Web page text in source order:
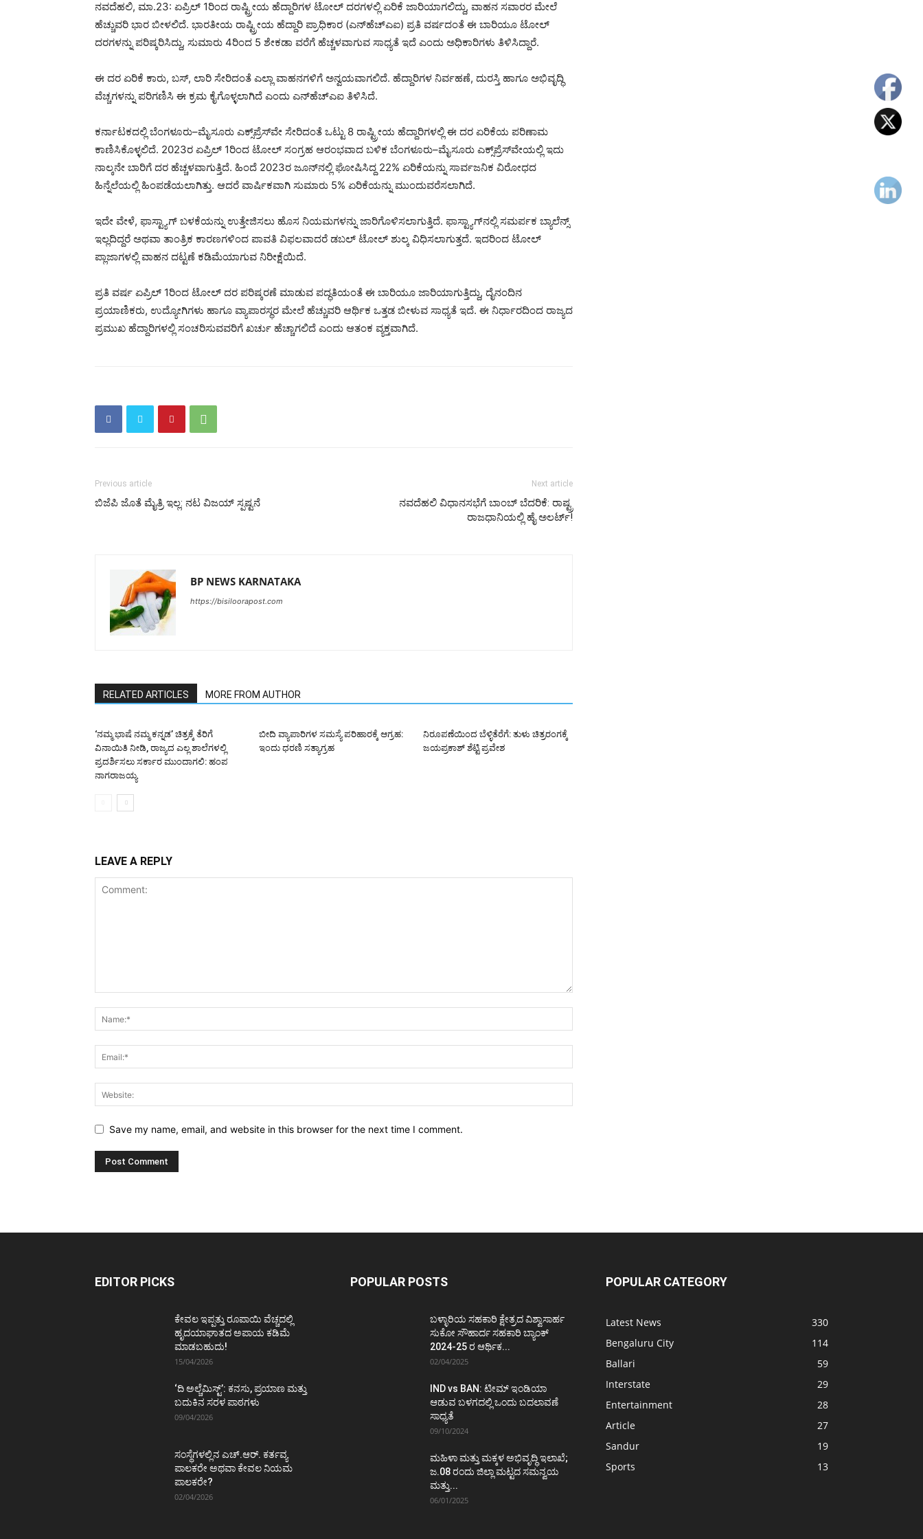
ನವದೆಹಲಿ, ಮಾ.23: ಏಪ್ರಿಲ್ 1ರಿಂದ ರಾಷ್ಟ್ರೀಯ ಹೆದ್ದಾರಿಗಳ ಟೋಲ್ ದರಗಳಲ್ಲಿ ಏರಿಕೆ ಜಾರಿಯಾಗಲಿದ್ದು, ವಾಹನ ಸವಾರರ ಮೇಲೆ
ಹೆಚ್ಚುವರಿ ಭಾರ ಬೀಳಲಿದೆ. ಭಾರತೀಯ ರಾಷ್ಟ್ರೀಯ ಹೆದ್ದಾರಿ ಪ್ರಾಧಿಕಾರ (ಎನ್‌ಹೆಚ್‌ಎಐ) ಪ್ರತಿ ವರ್ಷದಂತೆ ಈ ಬಾರಿಯೂ ಟೋಲ್
ದರಗಳನ್ನು ಪರಿಷ್ಕರಿಸಿದ್ದು, ಸುಮಾರು 4ರಿಂದ 5 ಶೇಕಡಾ ವರೆಗೆ ಹೆಚ್ಚಳವಾಗುವ ಸಾಧ್ಯತೆ ಇದೆ ಎಂದು ಅಧಿಕಾರಿಗಳು ತಿಳಿಸಿದ್ದಾರೆ.
ಈ ದರ ಏರಿಕೆ ಕಾರು, ಬಸ್, ಲಾರಿ ಸೇರಿದಂತೆ ಎಲ್ಲಾ ವಾಹನಗಳಿಗೆ ಅನ್ವಯವಾಗಲಿದೆ. ಹೆದ್ದಾರಿಗಳ ನಿರ್ವಹಣೆ, ದುರಸ್ತಿ ಹಾಗೂ ಅಭಿವೃದ್ಧಿ
ವೆಚ್ಚಗಳನ್ನು ಪರಿಗಣಿಸಿ ಈ ಕ್ರಮ ಕೈಗೊಳ್ಳಲಾಗಿದೆ ಎಂದು ಎನ್‌ಹೆಚ್‌ಎಐ ತಿಳಿಸಿದೆ.
ಕರ್ನಾಟಕದಲ್ಲಿ ಬೆಂಗಳೂರು–ಮೈಸೂರು ಎಕ್ಸ್‌ಪ್ರೆಸ್‌ವೇ ಸೇರಿದಂತೆ ಒಟ್ಟು 8 ರಾಷ್ಟ್ರೀಯ ಹೆದ್ದಾರಿಗಳಲ್ಲಿ ಈ ದರ ಏರಿಕೆಯ ಪರಿಣಾಮ
ಕಾಣಿಸಿಕೊಳ್ಳಲಿದೆ. 2023ರ ಏಪ್ರಿಲ್ 1ರಿಂದ ಟೋಲ್ ಸಂಗ್ರಹ ಆರಂಭವಾದ ಬಳಿಕ ಬೆಂಗಳೂರು–ಮೈಸೂರು ಎಕ್ಸ್‌ಪ್ರೆಸ್‌ವೇಯಲ್ಲಿ ಇದು
ನಾಲ್ಕನೇ ಬಾರಿಗೆ ದರ ಹೆಚ್ಚಳವಾಗುತ್ತಿದೆ. ಹಿಂದೆ 2023ರ ಜೂನ್‌ನಲ್ಲಿ ಘೋಷಿಸಿದ್ದ 22% ಏರಿಕೆಯನ್ನು ಸಾರ್ವಜನಿಕ ವಿರೋಧದ
ಹಿನ್ನೆಲೆಯಲ್ಲಿ ಹಿಂಪಡೆಯಲಾಗಿತ್ತು. ಆದರೆ ವಾರ್ಷಿಕವಾಗಿ ಸುಮಾರು 5% ಏರಿಕೆಯನ್ನು ಮುಂದುವರೆಸಲಾಗಿದೆ.
ಇದೇ ವೇಳೆ, ಫಾಸ್ಟ್ಯಾಗ್ ಬಳಕೆಯನ್ನು ಉತ್ತೇಜಿಸಲು ಹೊಸ ನಿಯಮಗಳನ್ನು ಜಾರಿಗೊಳಿಸಲಾಗುತ್ತಿದೆ. ಫಾಸ್ಟ್ಯಾಗ್‌ನಲ್ಲಿ ಸಮರ್ಪಕ ಬ್ಯಾಲೆನ್ಸ್
ಇಲ್ಲದಿದ್ದರೆ ಅಥವಾ ತಾಂತ್ರಿಕ ಕಾರಣಗಳಿಂದ ಪಾವತಿ ವಿಫಲವಾದರೆ ಡಬಲ್ ಟೋಲ್ ಶುಲ್ಕ ವಿಧಿಸಲಾಗುತ್ತದೆ. ಇದರಿಂದ ಟೋಲ್
ಪ್ಲಾಜಾಗಳಲ್ಲಿ ವಾಹನ ದಟ್ಟಣೆ ಕಡಿಮೆಯಾಗುವ ನಿರೀಕ್ಷೆಯಿದೆ.
ಪ್ರತಿ ವರ್ಷ ಏಪ್ರಿಲ್ 1ರಿಂದ ಟೋಲ್ ದರ ಪರಿಷ್ಕರಣೆ ಮಾಡುವ ಪದ್ಧತಿಯಂತೆ ಈ ಬಾರಿಯೂ ಜಾರಿಯಾಗುತ್ತಿದ್ದು, ದೈನಂದಿನ
ಪ್ರಯಾಣಿಕರು, ಉದ್ಯೋಗಿಗಳು ಹಾಗೂ ವ್ಯಾಪಾರಸ್ಥರ ಮೇಲೆ ಹೆಚ್ಚುವರಿ ಆರ್ಥಿಕ ಒತ್ತಡ ಬೀಳುವ ಸಾಧ್ಯತೆ ಇದೆ. ಈ ನಿರ್ಧಾರದಿಂದ ರಾಜ್ಯದ
ಪ್ರಮುಖ ಹೆದ್ದಾರಿಗಳಲ್ಲಿ ಸಂಚರಿಸುವವರಿಗೆ ಖರ್ಚು ಹೆಚ್ಚಾಗಲಿದೆ ಎಂದು ಆತಂಕ ವ್ಯಕ್ತವಾಗಿದೆ.
Previous article
ಬಿಜೆಪಿ ಜೊತೆ ಮೈತ್ರಿ ಇಲ್ಲ: ನಟ ವಿಜಯ್ ಸ್ಪಷ್ಟನೆ
Next article
ನವದೆಹಲಿ ವಿಧಾನಸಭೆಗೆ ಬಾಂಬ್ ಬೆದರಿಕೆ: ರಾಷ್ಟ್ರ
ರಾಜಧಾನಿಯಲ್ಲಿ ಹೈ ಅಲರ್ಟ್!
BP NEWS KARNATAKA
https://bisiloorapost.com
RELATED ARTICLES MORE FROM AUTHOR
‘ನಮ್ಮ ಭಾಷೆ ನಮ್ಮ ಕನ್ನಡ’ ಚಿತ್ರಕ್ಕೆ ತೆರಿಗೆ
ವಿನಾಯಿತಿ ನೀಡಿ, ರಾಜ್ಯದ ಎಲ್ಲ ಶಾಲೆಗಳಲ್ಲಿ
ಪ್ರದರ್ಶಿಸಲು ಸರ್ಕಾರ ಮುಂದಾಗಲಿ: ಹಂಪ
ನಾಗರಾಜಯ್ಯ
ಬೀದಿ ವ್ಯಾಪಾರಿಗಳ ಸಮಸ್ಯೆ ಪರಿಹಾರಕ್ಕೆ ಆಗ್ರಹ:
ಇಂದು ಧರಣಿ ಸತ್ಯಾಗ್ರಹ
ನಿರೂಪಣೆಯಿಂದ ಬೆಳ್ಳಿತೆರೆಗೆ: ತುಳು ಚಿತ್ರರಂಗಕ್ಕೆ
ಜಯಪ್ರಕಾಶ್ ಶೆಟ್ಟಿ ಪ್ರವೇಶ
LEAVE A REPLY
Save my name, email, and website in this browser for the next time I comment.
EDITOR PICKS
ಕೇವಲ ಇಪ್ಪತ್ತು ರೂಪಾಯಿ ವೆಚ್ಚದಲ್ಲಿ
ಹೃದಯಾಘಾತದ ಅಪಾಯ ಕಡಿಮೆ
ಮಾಡಬಹುದು!
15/04/2026
‘ದಿ ಅಲ್ಚೆಮಿಸ್ಟ್’: ಕನಸು, ಪ್ರಯಾಣ ಮತ್ತು
ಬದುಕಿನ ಸರಳ ಪಾಠಗಳು
09/04/2026
ಸಂಸ್ಥೆಗಳಲ್ಲಿನ ಎಚ್.ಆರ್. ಕರ್ತವ್ಯ
ಪಾಲಕರೇ ಅಥವಾ ಕೇವಲ ನಿಯಮ
ಪಾಲಕರೇ?
02/04/2026
POPULAR POSTS
ಬಳ್ಳಾರಿಯ ಸಹಕಾರಿ ಕ್ಷೇತ್ರದ ವಿಶ್ವಾಸಾರ್ಹ
ಸುಕೋ ಸೌಹಾರ್ದ ಸಹಕಾರಿ ಬ್ಯಾಂಕ್
2024-25 ರ ಆರ್ಥಿಕ...
02/04/2025
IND vs BAN: ಟೀಮ್ ಇಂಡಿಯಾ
ಆಡುವ ಬಳಗದಲ್ಲಿ ಒಂದು ಬದಲಾವಣೆ
ಸಾಧ್ಯತೆ
09/10/2024
ಮಹಿಳಾ ಮತ್ತು ಮಕ್ಕಳ ಅಭಿವೃದ್ಧಿ ಇಲಾಖೆ;
ಜ.08 ರಂದು ಜಿಲ್ಲಾ ಮಟ್ಟದ ಸಮನ್ವಯ
ಮತ್ತು...
06/01/2025
POPULAR CATEGORY
Latest News
330
Bengaluru City
114
Ballari
59
Interstate
29
Entertainment
28
Article
27
Sandur
19
Sports
13